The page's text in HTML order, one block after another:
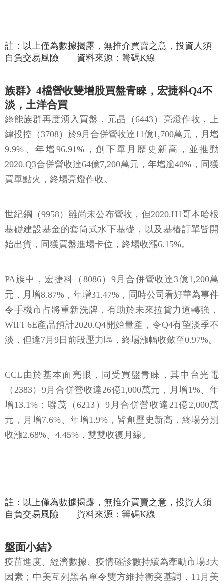
註：以上僅為數據揭露，無推介買賣之意，投資人須
自負交易風險 資料來源：籌碼K線
族群》4檔營收雙增股買盤青睞，宏捷科Q4不
淡，土洋合買
綠能族群再度湧入買盤，元晶（6443）亮燈作收，上
緯投控（3708）於9月合併營收達11億1,700萬元，月增
9.9%、年增96.91%，創下單月歷史新高，並推動
2020.Q3合併營收達64億7,200萬元，年增逾40%，同獲
買單點火，終場亮燈作收。
世紀鋼（9958）雖尚未公布營收，但2020.H1哥本哈根
基礎建設基金的套筒式水下基礎，以及基樁訂單皆開
始出貨，同獲買盤進場卡位，終場收漲6.15%。
PA族中，宏捷科（8086）9月合併營收達3億1,200萬
元，月增8.87%，年增31.47%，同時公司看好華為事件
令手機市占將重新洗牌，有助於未來拉貨力道轉強，
WIFI 6E產品預計2020.Q4開始量產，令Q4有望淡季不
淡，但逢7月9日前段壓力區，終場漲幅收斂至0.97%。
CCL由於基本面亮眼，同受買盤青睞，其中台光電
（2383）9月合併營收達26億1,000萬元，月增1%、年
增13.1%；聯茂（6213）9月合併營收達21億2,000萬
元，月增7.6%、年增1.9%，皆創歷史新高，終場分別
收漲2.68%、4.45%，雙雙收復月線。
註：以上僅為數據揭露，無推介買賣之意，投資人須
自負交易風險 資料來源：籌碼K線
盤面小結》
疫苗進度、經濟數據、疫情確診數持續為牽動市場3大
因素；中美互列黑名單令雙方維持衝突基調，11月美